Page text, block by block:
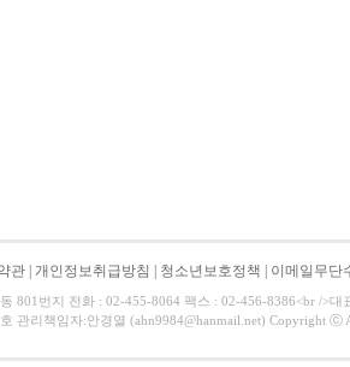
관 개인정보취급방침 청소년보호정책 이메일무단
801번지 전화 : 02-455-8064 팩스 : 02-456-8386<br />
관리책임자:안경열 (ahn9984@hanmail.net) Copyright ⓒ